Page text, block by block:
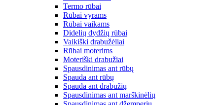
Termo rūbai
Rūbai vyrams
Rūbai vaikams
Didelių dydžių rūbai
Vaikiški drabužėliai
Rūbai moterims
Moteriški drabužiai
Spausdinimas ant rūbų
Spauda ant rūbų
Spauda ant drabužių
Spausdinimas ant marškinėlių